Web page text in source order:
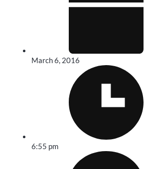
March 6, 2016
6:55 pm